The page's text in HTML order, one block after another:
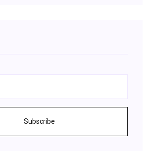
Subscribe